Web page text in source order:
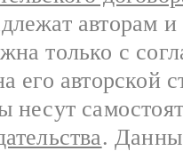
авторам
только с
его авторской
несут
.